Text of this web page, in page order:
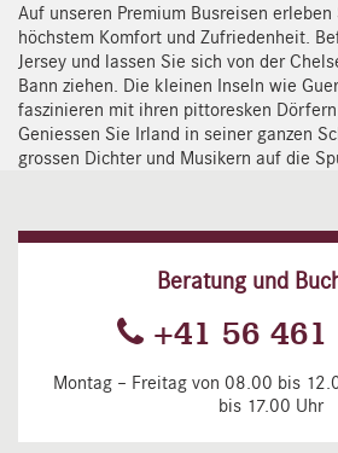
Auf unseren Premium Busreisen
höchstem Komfort und Zufriedenheit.
Jersey und lassen Sie sich von der
Bann ziehen. Die kleinen Inseln wie
faszinieren mit ihren pittoresken
Geniessen Sie Irland in seiner ganzen
grossen Dichter und Musikern auf die
Beratung und
+41 56 461
Montag – Freitag von 08.00 bis
bis 17.00 Uhr